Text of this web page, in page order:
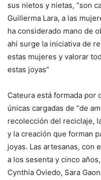
sus nietos y nietas, “son
Guillerma Lara, a las
ha considerado mano de
ahí surge la iniciativa de
estas mujeres y valorar
estas joyas”
Cateura está formada por
únicas cargadas de “de
recolección del reciclaje,
y la creación que forman
joyas. Las artesanas, con
a los sesenta y cinco
Cynthia Oviedo, Sara